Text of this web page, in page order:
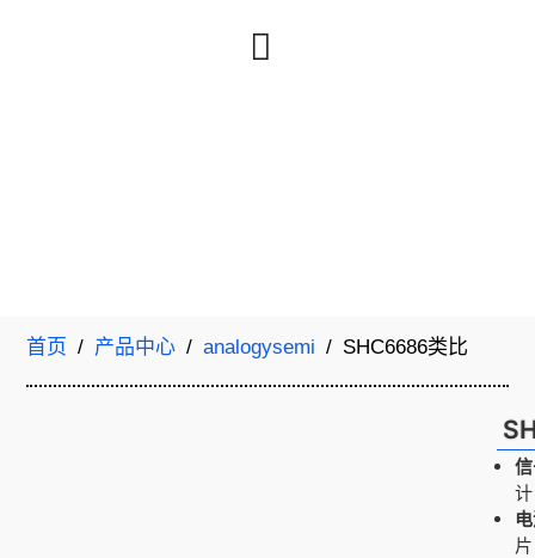
首页 / 产品中心 /analogysemi / SHC6686类比